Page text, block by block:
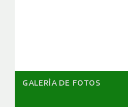
GALERÌA DE FOTOS